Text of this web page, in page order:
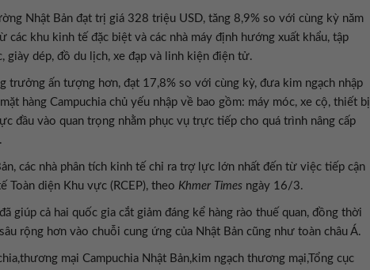
Nhật Bản đạt trị giá 328 triệu USD, tăng 8,9% so với cùng kỳ năm
khu kinh tế đặc biệt và các nhà máy định hướng xuất khẩu, tập
giày dép, đồ du lịch, xe đạp và linh kiện điện tử.
trưởng ấn tượng hơn, đạt 17,8% so với cùng kỳ, đưa kim ngạch nhập
hàng Campuchia chủ yếu nhập về bao gồm: máy móc, xe cộ, thiết bị
đầu vào quan trọng nhằm phục vụ trực tiếp cho quá trình nâng cấp
các nhà phân tích kinh tế chỉ ra trợ lực lớn nhất đến từ việc tiếp cận
diện Khu vực (RCEP), theo Khmer Times ngày 16/3.
giúp cả hai quốc gia cắt giảm đáng kể hàng rào thuế quan, đồng thời
rộng hơn vào chuỗi cung ứng của Nhật Bản cũng như toàn châu Á.
mại Campuchia Nhật Bản,kim ngạch thương mại,Tổng cục